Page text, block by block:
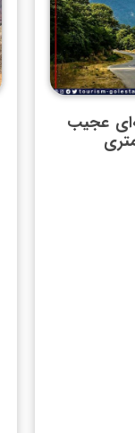
عجیب